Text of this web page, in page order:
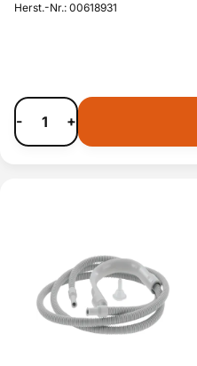
Herst.-Nr.: 00618931
- +